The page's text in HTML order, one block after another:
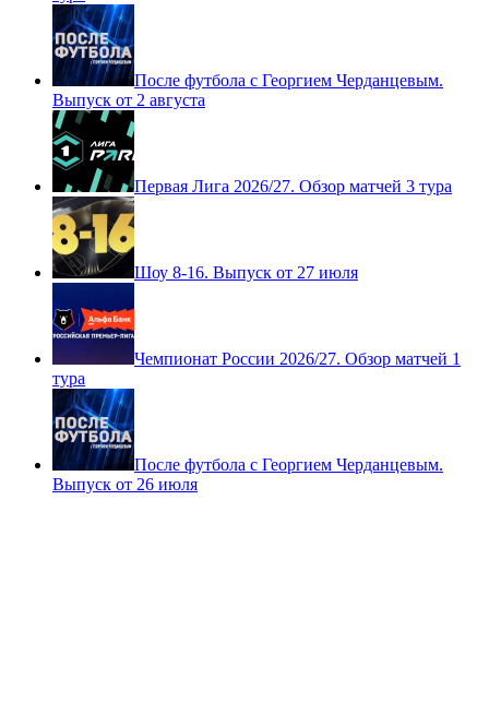
После футбола с Георгием Черданцевым.
Выпуск от 2 августа
Первая Лига 2026/27. Обзор матчей 3 тура
Шоу 8-16. Выпуск от 27 июля
Чемпионат России 2026/27. Обзор матчей 1
тура
После футбола с Георгием Черданцевым.
Выпуск от 26 июля